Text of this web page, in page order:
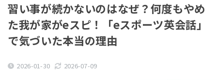
習い事が続かないのはなぜ？何度もやめ
た我が家がeスピ！「eスポーツ英会話」
で気づいた本当の理由
2026-01-30 2026-07-09